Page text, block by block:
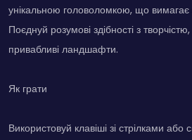
унікальною головоломкою, що вимагає
Поєднуй розумові здібності з
привабливі ландшафти.
Як грати
Використовуй клавіші зі стрілками